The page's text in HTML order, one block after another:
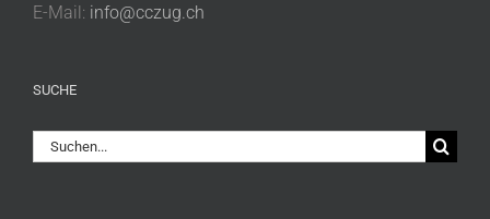
E-Mail: info@cczug.ch
SUCHE
Suche
nach: